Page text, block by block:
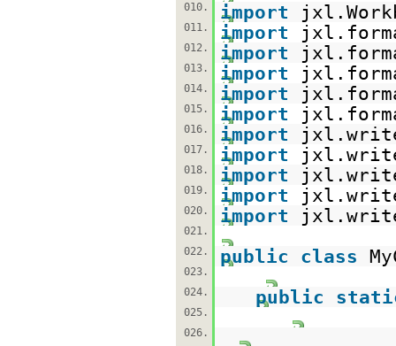
010.
import
011. import
012. import
013. import
014. import
015. import
016. import
017. import
018. import
019. import
020. import
021.
022.
public class
023.
024.
public
025.
026.